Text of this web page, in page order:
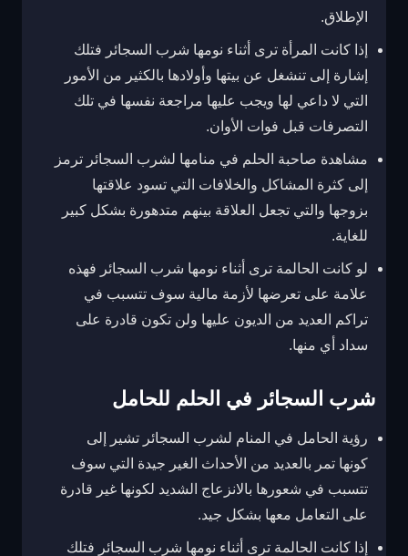
الإطلاق.
إذا كانت المرأة ترى أثناء نومها شرب السجائر فتلك
إشارة إلى تنشغل عن بيتها وأولادها بالكثير من الأمور
التي لا داعي لها ويجب عليها مراجعة نفسها في تلك
التصرفات قبل فوات الأوان.
مشاهدة صاحبة الحلم في منامها لشرب السجائر ترمز
إلى كثرة المشاكل والخلافات التي تسود علاقتها
بزوجها والتي تجعل العلاقة بينهم متدهورة بشكل كبير
للغاية.
لو كانت الحالمة ترى أثناء نومها شرب السجائر فهذه
علامة على تعرضها لأزمة مالية سوف تتسبب في
تراكم العديد من الديون عليها ولن تكون قادرة على
سداد أي منها.
شرب السجائر في الحلم للحامل
رؤية الحامل في المنام لشرب السجائر تشير إلى
كونها تمر بالعديد من الأحداث الغير جيدة التي سوف
تتسبب في شعورها بالانزعاج الشديد لكونها غير قادرة
على التعامل معها بشكل جيد.
إذا كانت الحالمة ترى أثناء نومها شرب السجائر فتلك